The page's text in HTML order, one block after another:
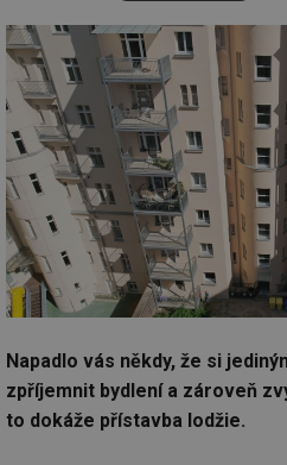
Napadlo vás někdy, že si
zpříjemnit bydlení a zároveň
to dokáže přístavba lodžie.